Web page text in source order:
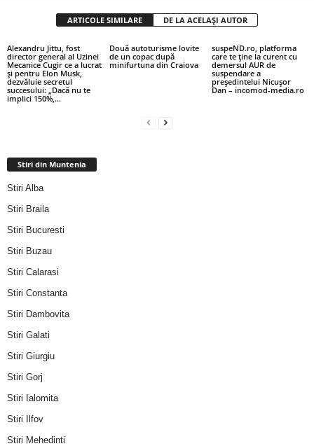
ARTICOLE SIMILARE DE LA ACELAȘI AUTOR
Alexandru Jittu, fost
director general al Uzinei
Mecanice Cugir ce a lucrat
și pentru Elon Musk,
dezvăluie secretul
succesului: „Dacă nu te
implici 150%,...
Două autoturisme lovite
de un copac după
minifurtuna din Craiova
suspeND.ro, platforma
care te ține la curent cu
demersul AUR de
suspendare a
președintelui Nicușor
Dan – incomod-media.ro
Stiri din Muntenia
Stiri Alba
Stiri Braila
Stiri Bucuresti
Stiri Buzau
Stiri Calarasi
Stiri Constanta
Stiri Dambovita
Stiri Galati
Stiri Giurgiu
Stiri Gorj
Stiri Ialomita
Stiri Ilfov
Stiri Mehedinti